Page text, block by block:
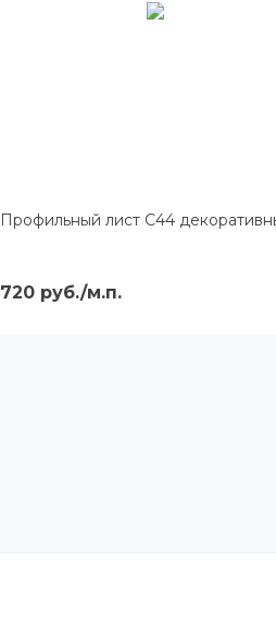
Профильный лист С44
720 руб./м.п.